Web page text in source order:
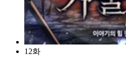
12화